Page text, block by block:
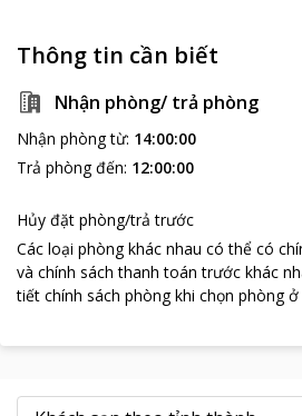
Thông tin cần biết
Nhận phòng/ trả phòng
Nhận phòng từ: 14:00:00
Trả phòng đến: 12:00:00
Hủy đặt phòng/trả trước
Các loại phòng khác nhau có thể có
và chính sách thanh toán trước khác
tiết chính sách phòng khi chọn phòng